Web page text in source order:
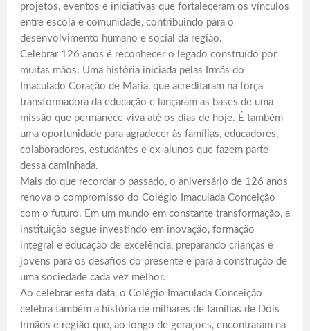
projetos, eventos e iniciativas que fortaleceram os vínculos
entre escola e comunidade, contribuindo para o
desenvolvimento humano e social da região.
Celebrar 126 anos é reconhecer o legado construído por
muitas mãos. Uma história iniciada pelas Irmãs do
Imaculado Coração de Maria, que acreditaram na força
transformadora da educação e lançaram as bases de uma
missão que permanece viva até os dias de hoje. É também
uma oportunidade para agradecer às famílias, educadores,
colaboradores, estudantes e ex-alunos que fazem parte
dessa caminhada.
Mais do que recordar o passado, o aniversário de 126 anos
renova o compromisso do Colégio Imaculada Conceição
com o futuro. Em um mundo em constante transformação, a
instituição segue investindo em inovação, formação
integral e educação de excelência, preparando crianças e
jovens para os desafios do presente e para a construção de
uma sociedade cada vez melhor.
Ao celebrar esta data, o Colégio Imaculada Conceição
celebra também a história de milhares de famílias de Dois
Irmãos e região que, ao longo de gerações, encontraram na